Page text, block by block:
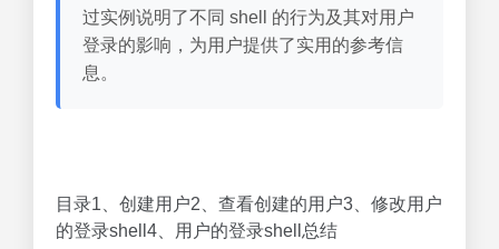
过实例说明了不同 shell 的行为及其对用户
登录的影响，为用户提供了实用的参考信
息。
目录1、创建用户2、查看创建的用户3、修改用户
的登录shell4、用户的登录shell总结